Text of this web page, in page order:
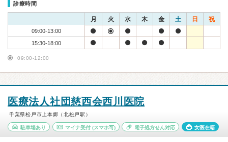
診療時間
月 火 水 木 金 土 日 祝
09:00-13:00
15:30-18:00
09:00-12:00
医療法人社団慈西会西川医院
千葉県松戸市上本郷（北松戸駅）
駐車場あり マイナ受付(スマホ可) 電子処方せん対応 女医在籍